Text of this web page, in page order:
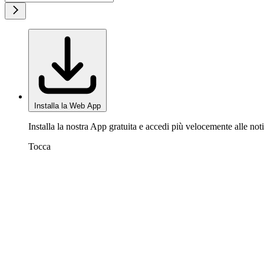
Installa la Web App
Installa la nostra App gratuita e accedi più velocemente alle
Tocca